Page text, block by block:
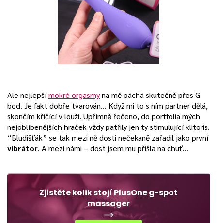
Ale nejlepšímokré orgasmyna mě páchá skutečně přes G
bod. Je fakt dobře tvarován… Když mi to s ním partner dělá,
skončím křičící v louži. Upřímně řečeno, do portfolia mých
nejoblíbenějších hraček vždy patřily jen ty stimulující klitoris.
“Bludišťák” se tak mezi ně dosti nečekaně zařadil jako první
vibrátor. A mezi námi – dost jsem mu přišla na chuť…
Zjistěte kolik stojí PlusOne g-spot
massager